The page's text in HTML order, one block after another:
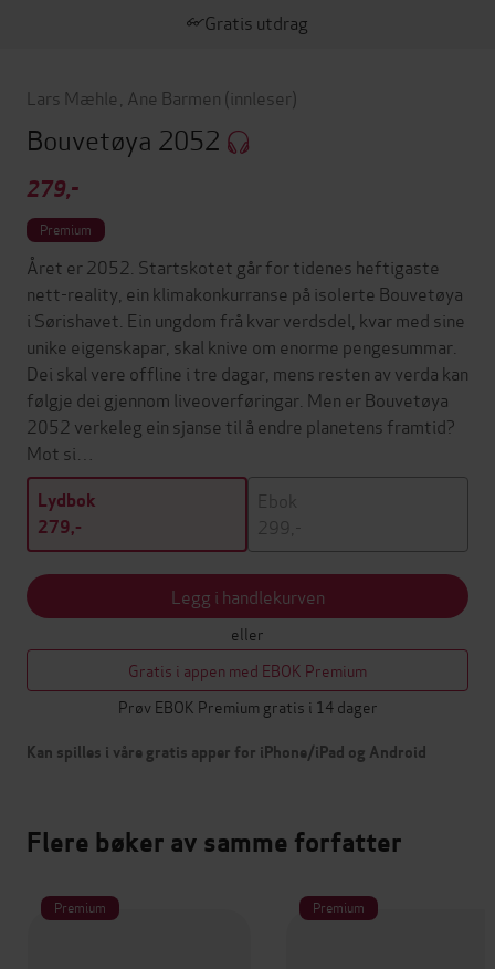
Gratis utdrag
Lars Mæhle Ane Barmen (innleser)
Bouvetøya 2052
279,-
Premium
Året er 2052. Startskotet går for tidenes heftigaste
nett-reality, ein klimakonkurranse på isolerte Bouvetøya
i Sørishavet. Ein ungdom frå kvar verdsdel, kvar med sine
unike eigenskapar, skal knive om enorme pengesummar.
Dei skal vere offline i tre dagar, mens resten av verda kan
følgje dei gjennom liveoverføringar. Men er Bouvetøya
2052 verkeleg ein sjanse til å endre planetens framtid?
Mot si…
Lydbok
279,-
Ebok
299,-
Legg i handlekurven
eller
Gratis i appen med EBOK Premium
Prøv EBOK Premium gratis i 14 dager
Kan spilles i våre gratis apper for iPhone/iPad og Android
Flere bøker av samme forfatter
Premium Premium